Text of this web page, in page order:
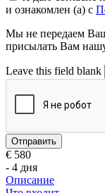
и ознакомлен (а) с
Мы не передаем
присылать Вам
Leave this field blank
€ 580
- 4 дня
Описание